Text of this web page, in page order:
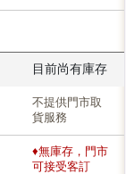
目前尚有庫存
不提供門市取
貨服務
♦無庫存，門市
可接受客訂